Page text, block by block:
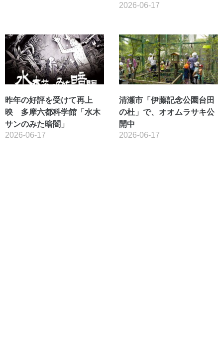
2026-06-17
昨年の好評を受けて再上
映 多摩六都科学館「水木
サンのみた暗闇」
2026-06-17
清瀬市「伊藤記念公園台田
の杜」で、オオムラサキ公
開中
2026-06-17